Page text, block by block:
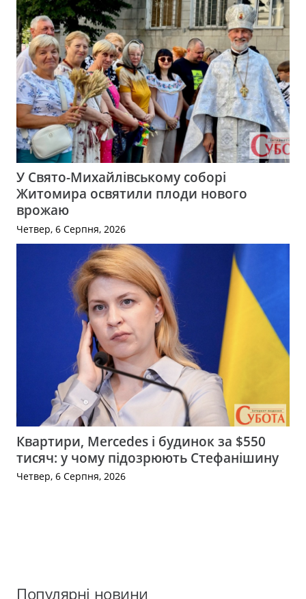
У Свято-Михайлівському соборі
Житомира освятили плоди нового
врожаю
Четвер, 6 Серпня, 2026
Квартири, Mercedes і будинок за $550
тисяч: у чому підозрюють Стефанішину
Четвер, 6 Серпня, 2026
Популярні новини